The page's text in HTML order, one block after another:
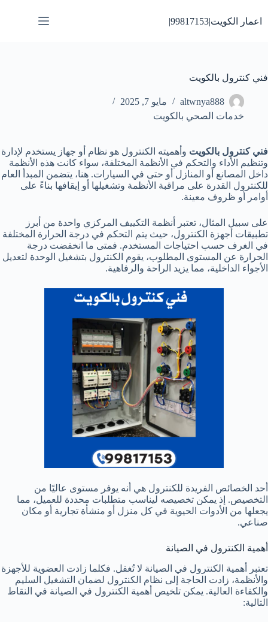
إلى
المحتوى
اعمار الكويت|99817153|
فني كنترول بالكويت
altwnya888
مايو 7, 2025
خدمات الصحي بالكويت
فني كنترول بالكويت وأهميته الكنترول هو نظام أو جهاز يستخدم لإدارة
وتنظيم الأداء والتحكم في الأنظمة المختلفة، سواء كانت هذه الأنظمة
داخل المصانع أو المنازل أو حتى في السيارات. هنا، يتضمن المبدأ العام
للكنترول القدرة على مراقبة الأنظمة وتشغيلها أو إيقافها بناءً على
أوامر أو ظروف معينة.
على سبيل المثال، تعتبر أنظمة التكييف المركزي واحدة من أبرز
تطبيقات أجهزة الكنترول، حيث يتم التحكم في درجة الحرارة المختلفة
في الغرف حسب احتياجات المستخدم. فمتى ما انخفضت درجة
الحرارة عن المستوى المطلوب، يقوم الكنترول بتشغيل الوحدة لتعديل
الأجواء الداخلية، مما يزيد الراحة والرفاهية.
أحد الخصائص الفريدة للكنترول هي أنه يوفر مستوى عاليًا من
التخصيص. إذ يمكن تخصيصه ليناسب متطلبات محددة للعميل، مما
يجعلها من الأدوات الحيوية في كل منزل أو منشأة تجارية أو مكان
صناعي.
أهمية الكنترول في الصيانة
تعتبر أهمية الكنترول في الصيانة لا تُغفل. فكلما زادت العضوية للأجهزة
والأنظمة، زادت الحاجة إلى نظام الكنترول لضمان التشغيل السليم
والكفاءة العالية. يمكن تلخيص أهمية الكنترول في الصيانة في النقاط
التالية: